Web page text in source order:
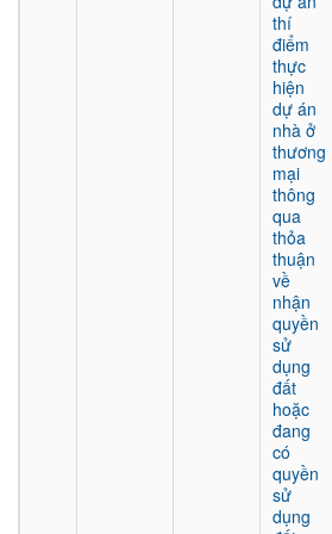
thí
điểm
thực
hiện
dự án
nhà ở
thương
mại
thông
qua
thỏa
thuận
về
nhận
quyền
sử
dụng
đất
hoặc
đang
có
quyền
sử
dụng